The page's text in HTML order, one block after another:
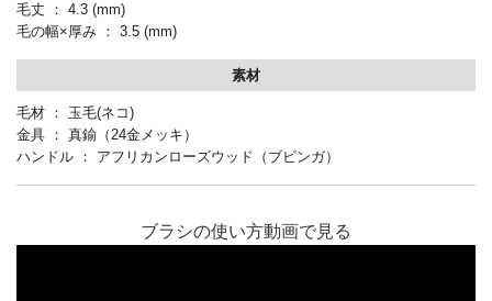
毛丈 ： 4.3 (mm)
毛の幅×厚み ： 3.5 (mm)
素材
毛材 ： 玉毛(ネコ)
金具 ： 真鍮（24金メッキ）
ハンドル ： アフリカンローズウッド（ブビンガ）
ブラシの使い方動画で見る